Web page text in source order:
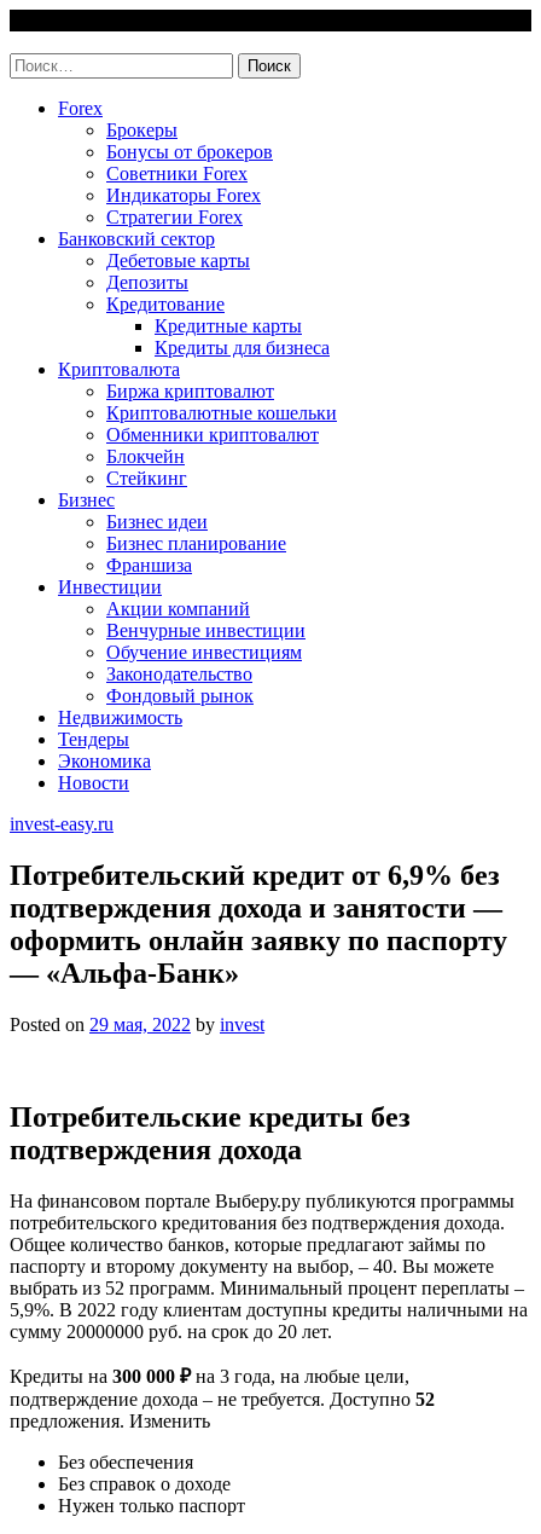
content
Найти:
Forex
Брокеры
Бонусы от брокеров
Советники Forex
Индикаторы Forex
Стратегии Forex
Банковский сектор
Дебетовые карты
Депозиты
Кредитование
Кредитные карты
Кредиты для бизнеса
Криптовалюта
Биржа криптовалют
Криптовалютные кошельки
Обменники криптовалют
Блокчейн
Стейкинг
Бизнес
Бизнес идеи
Бизнес планирование
Франшиза
Инвестиции
Акции компаний
Венчурные инвестиции
Обучение инвестициям
Законодательство
Фондовый рынок
Недвижимость
Тендеры
Экономика
Новости
invest-easy.ru
Потребительский кредит от 6,9% без
подтверждения дохода и занятости —
оформить онлайн заявку по паспорту
— «Альфа-Банк»
Posted on 29 мая, 2022 by invest
Потребительские кредиты без
подтверждения дохода
На финансовом портале Выберу.ру публикуются программы
потребительского кредитования без подтверждения дохода.
Общее количество банков, которые предлагают займы по
паспорту и второму документу на выбор, – 40. Вы можете
выбрать из 52 программ. Минимальный процент переплаты –
5,9%. В 2022 году клиентам доступны кредиты наличными на
сумму 20000000 руб. на срок до 20 лет.
Кредиты на 300 000 ₽на 3 года, на любые цели,
подтверждение дохода – не требуется. Доступно 52
предложения. Изменить
Без обеспечения
Без справок о доходе
Нужен только паспорт